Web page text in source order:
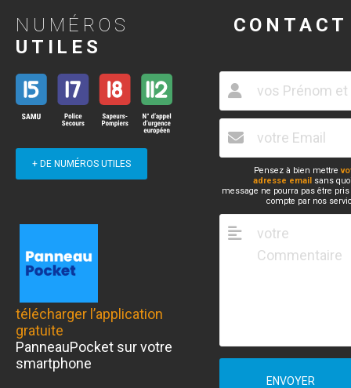
NUMÉROS
UTILES
+ DE NUMÉROS UTILES
télécharger l’application
gratuite
PanneauPocket sur votre
smartphone
CONTACT
Pensez à bien mettre
adresse email sans
message ne pourra pas être
compte par nos
ENVOYER